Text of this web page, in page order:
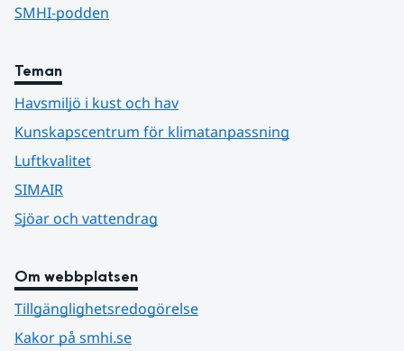
SMHI-podden
Teman
Havsmiljö i kust och hav
Kunskapscentrum för klimatanpassning
Luftkvalitet
SIMAIR
Sjöar och vattendrag
Om webbplatsen
Tillgänglighetsredogörelse
Kakor på smhi.se